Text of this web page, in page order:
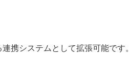
携システムとして拡張可能です。